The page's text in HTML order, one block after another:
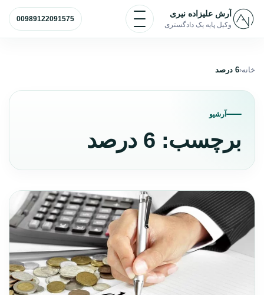
پرش به محتوا
آرش علیزاده نیری
وکیل پایه یک دادگستری
باز و بسته کردن منو
00989122091575
خانه 6 درصد
آرشیو
برچسب: 6 درصد